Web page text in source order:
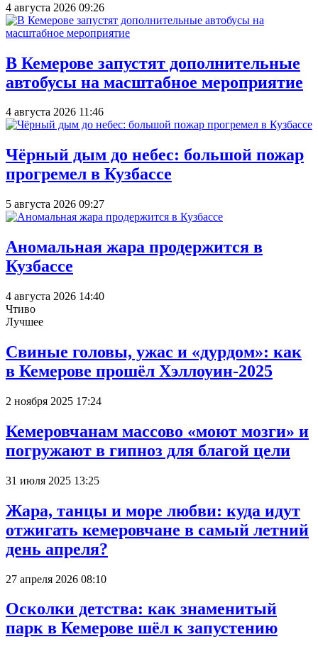
4 августа 2026 09:26
В Кемерове запустят дополнительные
автобусы на масштабное мероприятие
4 августа 2026 11:46
Чёрный дым до небес: большой пожар
прогремел в Кузбассе
5 августа 2026 09:27
Аномальная жара продержится в
Кузбассе
4 августа 2026 14:40
Чтиво
Лучшее
Свиные головы, ужас и «дурдом»: как
в Кемерове прошёл Хэллоуин-2025
2 ноября 2025 17:24
Кемеровчанам массово «моют мозги» и
погружают в гипноз для благой цели
31 июля 2025 13:25
Жара, танцы и море любви: куда идут
отжигать кемеровчане в самый летний
день апреля?
27 апреля 2026 08:10
Осколки детства: как знаменитый
парк в Кемерове шёл к запустению